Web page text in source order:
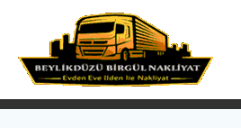
Paketleme
İstanbul Nakliye